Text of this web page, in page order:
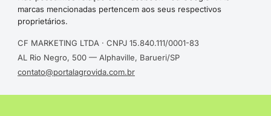
marcas mencionadas pertencem aos seus respectivos
proprietários.
CF MARKETING LTDA · CNPJ 15.840.111/0001-83
AL Rio Negro, 500 — Alphaville, Barueri/SP
contato@portalagrovida.com.br